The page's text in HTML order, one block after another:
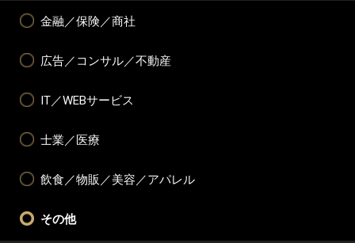
金融／保険／商社
広告／コンサル／不動産
IT／WEBサービス
士業／医療
飲食／物販／美容／アパレル
その他